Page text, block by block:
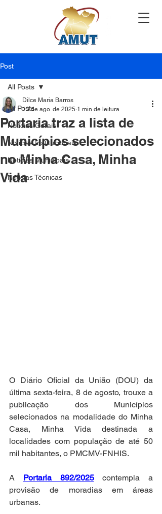
Post
All Posts
Notícias Gerais
Notícias Institucionais
Notícias Municipais
Notícias Técnicas
All Posts
Portaria traz a lista de
Municípios selecionados
no Minha Casa, Minha
Vida
Dilce Maria Barros
13 de ago. de 2025 1 min de leitura
O Diário Oficial da União (DOU) da
última sexta-feira, 8 de agosto, trouxe a
publicação dos Municípios
selecionados na modalidade do Minha
Casa, Minha Vida destinada a
localidades com população de até 50
mil habitantes, o PMCMV-FNHIS.
A Portaria 892/2025 contempla a
provisão de moradias em áreas
urbanas.